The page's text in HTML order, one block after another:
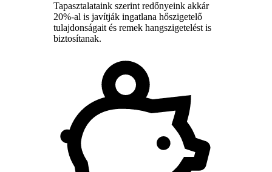
Tapasztalataink szerint redőnyeink akkár
20%-al is javítják ingatlana hőszigetelő
tulajdonságait és remek hangszigetelést is
biztosítanak.